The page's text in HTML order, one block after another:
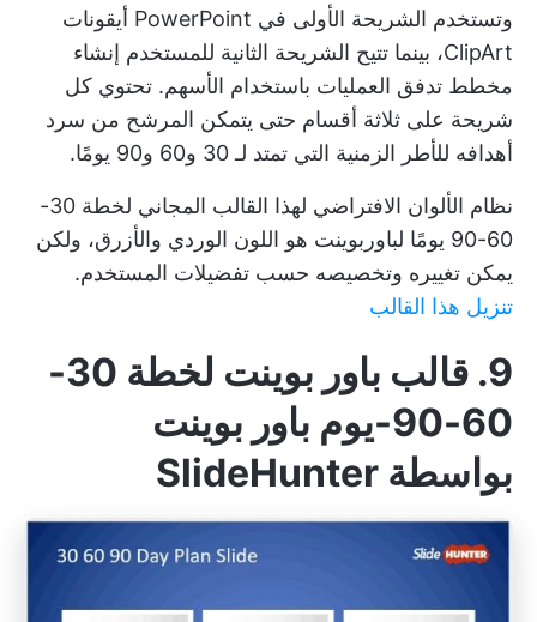
وتستخدم الشريحة الأولى في PowerPoint أيقونات
ClipArt، بينما تتيح الشريحة الثانية للمستخدم إنشاء
مخطط تدفق العمليات باستخدام الأسهم. تحتوي كل
شريحة على ثلاثة أقسام حتى يتمكن المرشح من سرد
أهدافه للأطر الزمنية التي تمتد لـ 30 و60 و90 يومًا.
نظام الألوان الافتراضي لهذا القالب المجاني لخطة 30-
60-90 يومًا لباوربوينت هو اللون الوردي والأزرق، ولكن
يمكن تغييره وتخصيصه حسب تفضيلات المستخدم.
تنزيل هذا القالب
9. قالب باور بوينت لخطة 30-
60-90-يوم باور بوينت
بواسطة SlideHunter